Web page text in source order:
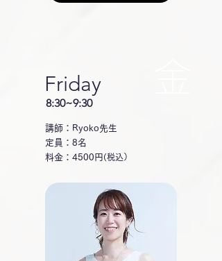
Friday
8:30~9:30
講師：Ryoko先生
定員：8名
料金：4500円 (税込）